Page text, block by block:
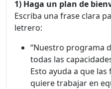
1) Haga un plan de
Escriba una frase clara
letrero:
“Nuestro programa
todas las
Esto ayuda a que
quiere trabajar en